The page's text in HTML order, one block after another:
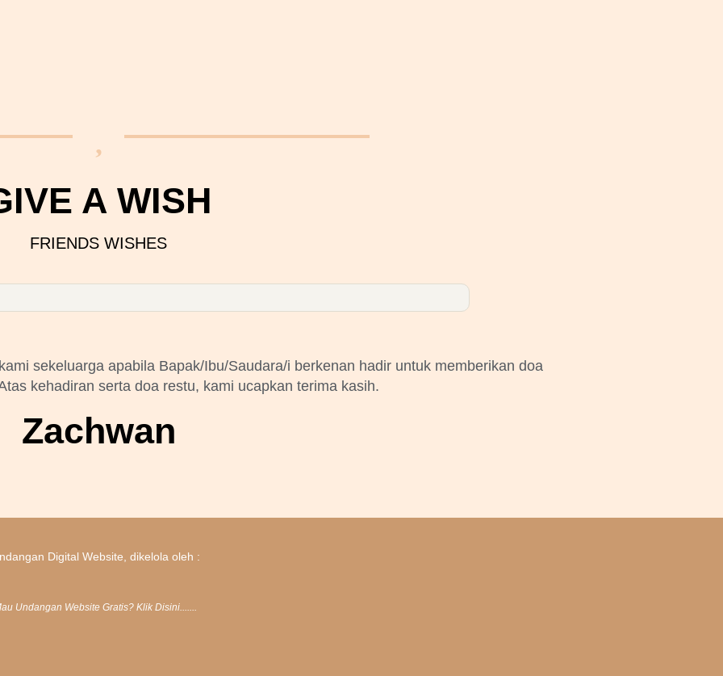
A WISH
FRIENDS WISHES
sekeluarga apabila Bapak/Ibu/Saudara/i berkenan hadir untuk memberikan doa
kehadiran serta doa restu, kami ucapkan terima kasih.
Zachwan
Digital Website, dikelola oleh :
Undangan Website Gratis? Klik Disini.......